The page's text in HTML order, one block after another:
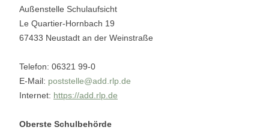
Außenstelle Schulaufsicht
Le Quartier-Hornbach 19
67433 Neustadt an der Weinstraße
Telefon: 06321 99-0
E-Mail: poststelle@add.rlp.de
Internet: https://add.rlp.de
Oberste Schulbehörde